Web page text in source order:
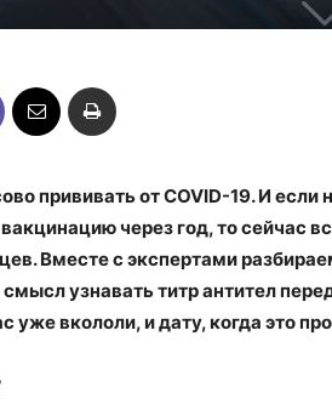
прививать от COVID-19. И если
через год, то сейчас
Вместе с экспертами
узнавать титр антител
уже вкололи, и дату, когда это